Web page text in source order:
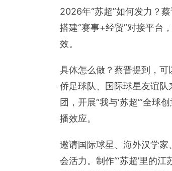
2026年“苏超”如何发力？
搭建“赛事+经贸”对接平台
效。
具体怎么做？蔡晋提到，可
侨足球队、国际球星友谊队
团，开展“我与‘苏超’”全
播效应。
邀请国际球星、海外汉学家
会活力。制作“‘苏超’里的